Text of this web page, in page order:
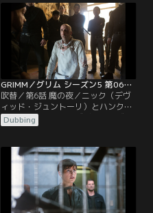
者たちが死に続け、ニック（デヴィ
ッド・ジュントーリ）とハンク（ラ
ッセル・ホーンズビー）が捜査す
る。一方アダリンド（クレア・コフ
ィー）とニックが新居での生活に馴
染もうと…。
GRIMM／グリム シーズン5 第06話／吹替
吹替／第6話 魔の夜／ニック（デヴ
ィッド・ジュントーリ）とハンク
（ラッセル・ホーンズビー）はヴェ
ッセンのギャングによる組織的な襲
の店主が死に、モンロー（サイラ
ス・ウェイア・ミッチェル）とロザ
リー（ブリー・ターナー）の友人が
拉致される。調べたところ襲撃事件
があったのはポートランドだけでは
なかった。
Dubbing